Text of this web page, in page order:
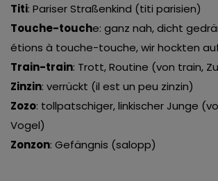
Titi: Pariser Straßenkind (titi parisien)
Touche-touche: ganz nah, dicht
étions à touche-touche, wir hockten
Train-train: Trott, Routine (von train,
Zinzin: verrückt (il est un peu zinzin)
Zozo: tollpatschiger, linkischer Junge
Vogel)
Zonzon: Gefängnis (salopp)